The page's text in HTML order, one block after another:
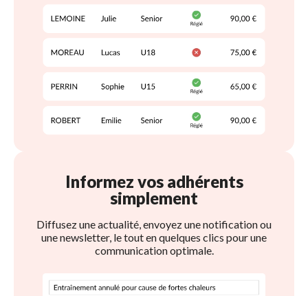
Informez vos adhérents
simplement
Diffusez une actualité, envoyez une notification ou
une newsletter, le tout en quelques clics pour une
communicationoptimale.